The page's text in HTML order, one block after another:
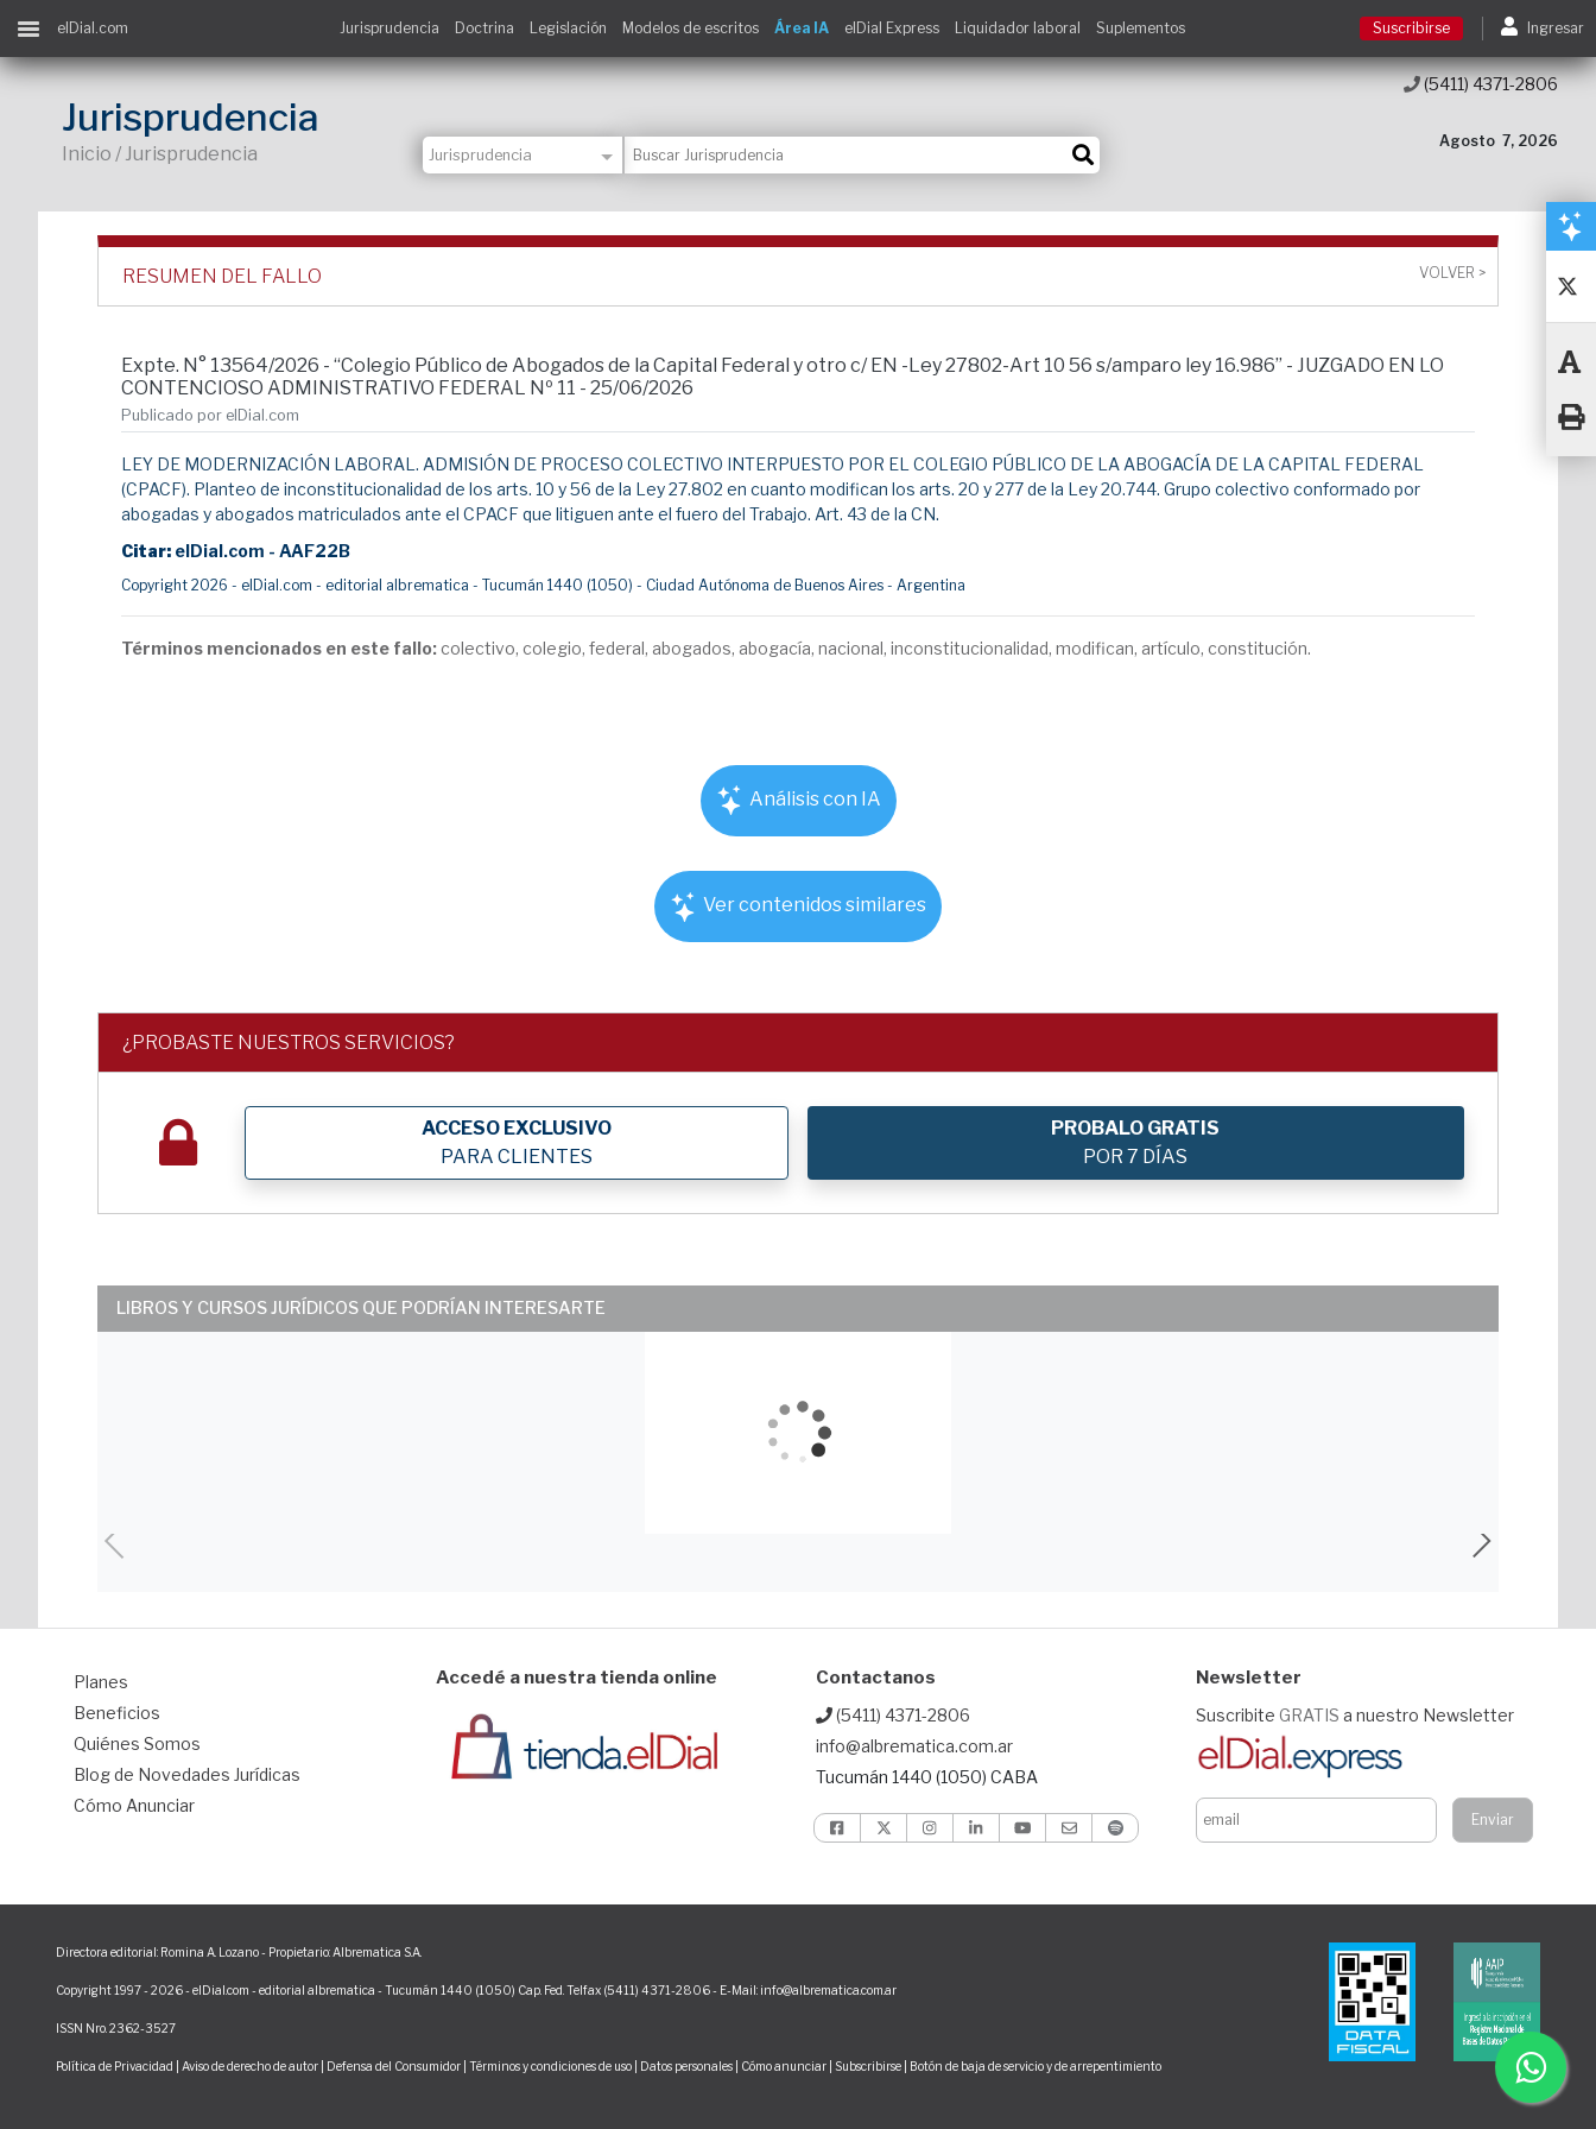
Suscribirse
Acceso a cursos
elDial.com Jurisprudencia Doctrina Legislación Modelos de escritos Área IA elDial Express Liquidador laboral Suplementos Suscribirse Ingresar
Jurisprudencia
Inicio / Jurisprudencia
Agosto 7, 2026
(5411) 4371-2806
RESUMEN DEL FALLO VOLVER >
Expte. N° 13564/2026 - “Colegio Público de Abogados de la Capital Federal y otro c/ EN -Ley 27802-Art 10 56 s/amparo ley 16.986” - JUZGADO EN LO
CONTENCIOSO ADMINISTRATIVO FEDERAL Nº 11 - 25/06/2026
Publicado por elDial.com
LEY DE MODERNIZACIÓN LABORAL. ADMISIÓN DE PROCESO COLECTIVO INTERPUESTO POR EL COLEGIO PÚBLICO DE LA ABOGACÍA DE LA CAPITAL FEDERAL
(CPACF). Planteo de inconstitucionalidad de los arts. 10 y 56 de la Ley 27.802 en cuanto modifican los arts. 20 y 277 de la Ley 20.744. Grupo colectivo conformado por
abogadas y abogados matriculados ante el CPACF que litiguen ante el fuero del Trabajo. Art. 43 de la CN.
Citar: elDial.com - AAF22B
Copyright 2026 - elDial.com - editorial albrematica - Tucumán 1440 (1050) - Ciudad Autónoma de Buenos Aires - Argentina
Términos mencionados en este fallo: colectivo, colegio, federal, abogados, abogacía, nacional, inconstitucionalidad, modifican, artículo, constitución.
Análisis con IA
Ver contenidos similares
¿PROBASTE NUESTROS SERVICIOS?
ACCESO EXCLUSIVO
PARA CLIENTES
PROBALO GRATIS
POR 7 DÍAS
LIBROS Y CURSOS JURÍDICOS QUE PODRÍAN INTERESARTE
Planes
Beneficios
Quiénes Somos
Blog de Novedades Jurídicas
Cómo Anunciar
Accedé a nuestra tienda online Contactanos
(5411) 4371-2806
info@albrematica.com.ar
Tucumán 1440 (1050) CABA
Newsletter
Suscribite GRATIS a nuestro Newsletter
Directora editorial: Romina A. Lozano - Propietario: Albrematica S.A.
Copyright 1997 - 2026 - elDial.com - editorial albrematica - Tucumán 1440 (1050) Cap. Fed. Telfax (5411) 4371-2806 - E-Mail: info@albrematica.com.ar
ISSN Nro. 2362-3527
Política de Privacidad Aviso de derecho de autor Defensa del Consumidor Términos y condiciones de uso Datos personales Cómo anunciar Subscribirse Botón de baja de servicio y de arrepentimiento